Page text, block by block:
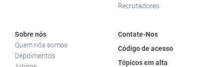
Recrutadores
Sobre nós
Quem nós somos
Depoimentos
Contate-Nos
Código de acesso
Tópicos em alta